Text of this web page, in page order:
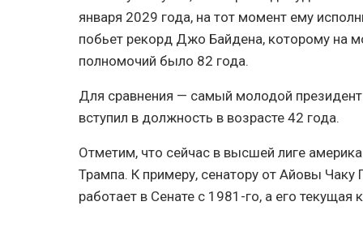
января 2029 года, на тот момент ему
побьет рекорд Джо Байдена, которому на
полномочий было 82 года.
Для сравнения — самый молодой
вступил в должность в возрасте 42 года.
Отметим, что сейчас в высшей лиге
Трампа. К примеру, сенатору от Айовы Чаку
работает в Сенате с 1981-го, а его